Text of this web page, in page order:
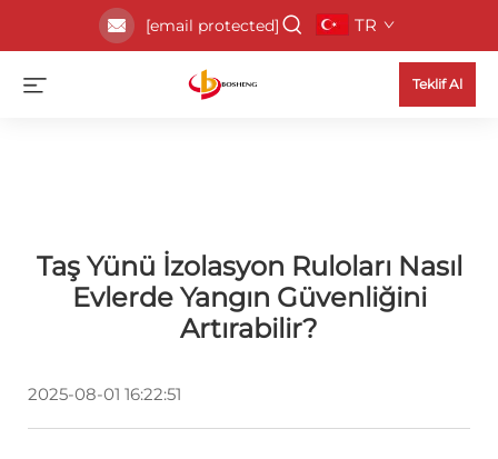
[email protected] TR
Teklif Al
Taş Yünü İzolasyon Ruloları Nasıl
Evlerde Yangın Güvenliğini
Artırabilir?
2025-08-01 16:22:51